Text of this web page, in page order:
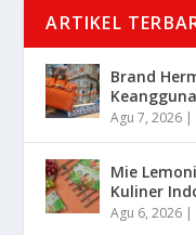
ARTIKEL
Brand
Agu 7, 2026 |
Mie
Kuliner
Agu 6, 2026 |